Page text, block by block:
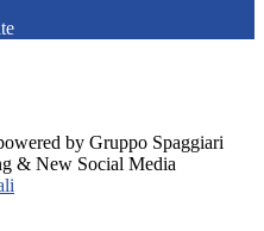
by Gruppo Spaggiari
& New Social Media